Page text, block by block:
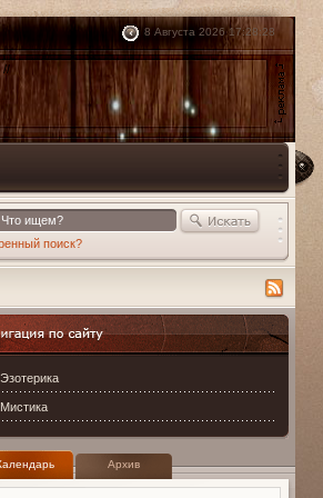
8 Августа 2026 17:28:28
//
поиск?
Эзотерика
Мистика
Архив